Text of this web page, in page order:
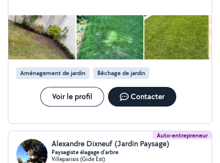
Aménagement de jardin Bêchage de jardin
Voir le profil Contacter
Auto-entrepreneur
Alexandre Dixneuf (Jardin Paysage)
Paysagiste élagage d'arbre
Villeparisis (Gide Est)